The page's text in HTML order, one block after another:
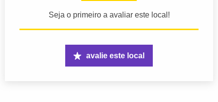
Seja o primeiro a avaliar este local!
avalie este local